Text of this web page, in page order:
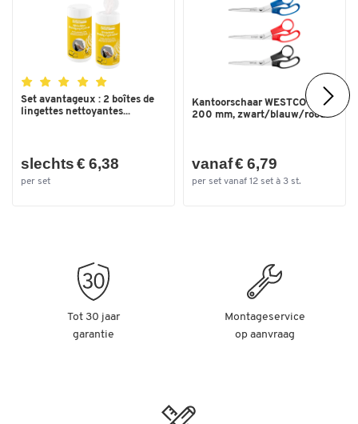
Set avantageux : 2 boîtes de
lingettes nettoyantes...
slechts € 6,38
per set
Kantoorschaar WESTCOTT®
200 mm, zwart/blauw/rood
vanaf € 6,79
per set vanaf 12 set à 3 st.
Tot 30 jaar
garantie
Montageservice
op aanvraag